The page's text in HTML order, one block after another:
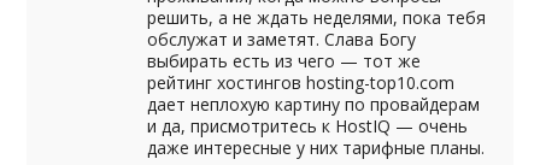
решить, а не ждать неделями, пока тебя
обслужат и заметят. Слава Богу
выбирать есть из чего — тот же
рейтинг хостингов hosting-top10.com
дает неплохую картину по провайдерам
и да, присмотритесь к HostIQ — очень
даже интересные у них тарифные планы.